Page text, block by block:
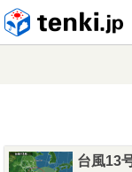
台風13